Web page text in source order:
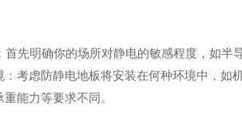
先明确你的场所对静电的敏感程度，如半
考虑防静电地板将安装在何种环境中，如
能力等要求不同。